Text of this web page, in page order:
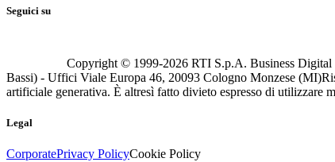
Seguici su
Copyright © 1999-2026 RTI S.p.A. Business Digital
Bassi) - Uffici Viale Europa 46, 20093 Cologno Monzese (MI)
artificiale generativa. È altresì fatto divieto espresso di utilizzare
Legal
CorporatePrivacy PolicyCookie Policy